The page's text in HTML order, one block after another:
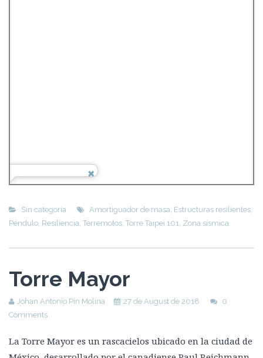
Sin categoría Amortiguador de masa, Estructuras resilientes,
Péndulo, Resiliencia, Terremotos, Torre Taipei 101, Zona sísmica
Torre Mayor
Johan Antonio Pin Molina 27 de August de 2018
0
Comments
La Torre Mayor es un rascacielos ubicado en la ciudad de